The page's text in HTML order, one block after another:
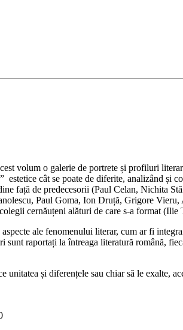
volum o galerie de portrete și profiluri
cât se poate de diferite, analizând și
față de predecesorii (Paul Celan, Nichita
Paul Goma, Ion Druță, Grigore
cernăuțeni alături de care s-a format
ale fenomenului literar, cum ar fi
raportați la întreaga literatură română,
și diferențele sau chiar să le exalte,